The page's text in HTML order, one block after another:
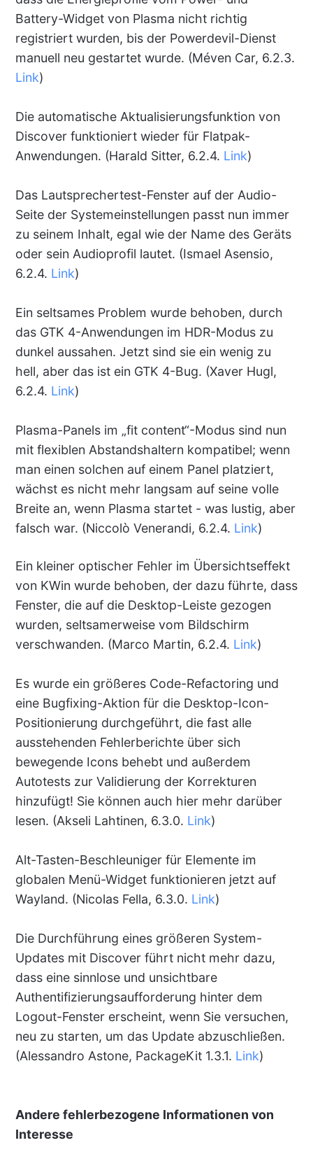
Battery-Widget von Plasma nicht richtig
registriert wurden, bis der Powerdevil-Dienst
manuell neu gestartet wurde. (Méven Car, 6.2.3.
Link)
Die automatische Aktualisierungsfunktion von
Discover funktioniert wieder für Flatpak-
Anwendungen. (Harald Sitter, 6.2.4. Link)
Das Lautsprechertest-Fenster auf der Audio-
Seite der Systemeinstellungen passt nun immer
zu seinem Inhalt, egal wie der Name des Geräts
oder sein Audioprofil lautet. (Ismael Asensio,
6.2.4. Link)
Ein seltsames Problem wurde behoben, durch
das GTK 4-Anwendungen im HDR-Modus zu
dunkel aussahen. Jetzt sind sie ein wenig zu
hell, aber das ist ein GTK 4-Bug. (Xaver Hugl,
6.2.4. Link)
Plasma-Panels im „fit content“-Modus sind nun
mit flexiblen Abstandshaltern kompatibel; wenn
man einen solchen auf einem Panel platziert,
wächst es nicht mehr langsam auf seine volle
Breite an, wenn Plasma startet - was lustig, aber
falsch war. (Niccolò Venerandi, 6.2.4. Link)
Ein kleiner optischer Fehler im Übersichtseffekt
von KWin wurde behoben, der dazu führte, dass
Fenster, die auf die Desktop-Leiste gezogen
wurden, seltsamerweise vom Bildschirm
verschwanden. (Marco Martin, 6.2.4. Link)
Es wurde ein größeres Code-Refactoring und
eine Bugfixing-Aktion für die Desktop-Icon-
Positionierung durchgeführt, die fast alle
ausstehenden Fehlerberichte über sich
bewegende Icons behebt und außerdem
Autotests zur Validierung der Korrekturen
hinzufügt! Sie können auch hier mehr darüber
lesen. (Akseli Lahtinen, 6.3.0. Link)
Alt-Tasten-Beschleuniger für Elemente im
globalen Menü-Widget funktionieren jetzt auf
Wayland. (Nicolas Fella, 6.3.0. Link)
Die Durchführung eines größeren System-
Updates mit Discover führt nicht mehr dazu,
dass eine sinnlose und unsichtbare
Authentifizierungsaufforderung hinter dem
Logout-Fenster erscheint, wenn Sie versuchen,
neu zu starten, um das Update abzuschließen.
(Alessandro Astone, PackageKit 1.3.1. Link)
Andere fehlerbezogene Informationen von
Interesse